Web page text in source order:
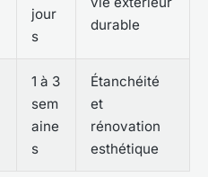
jour
s
durable
1 à 3
sem
aine
s
Étanchéité
et
rénovation
esthétique